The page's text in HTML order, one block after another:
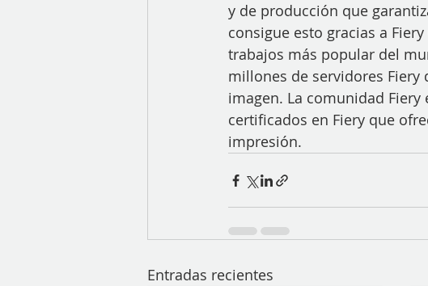
y de producción que
consigue esto gracias a
trabajos más popular del
millones de servidores
imagen. La comunidad
certificados en Fiery que
impresión.
Entradas recientes